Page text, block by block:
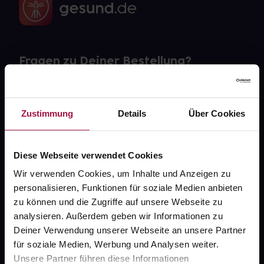
Zustimmung Details Über Cookies
Diese Webseite verwendet Cookies
Wir verwenden Cookies, um Inhalte und Anzeigen zu
personalisieren, Funktionen für soziale Medien anbieten
zu können und die Zugriffe auf unsere Webseite zu
analysieren. Außerdem geben wir Informationen zu
Deiner Verwendung unserer Webseite an unsere Partner
für soziale Medien, Werbung und Analysen weiter.
Unsere Partner führen diese Informationen
Fragen zu Deiner Bestellung?
FAQ
Widerrufsformular
gesund.de
Über uns
Karriere